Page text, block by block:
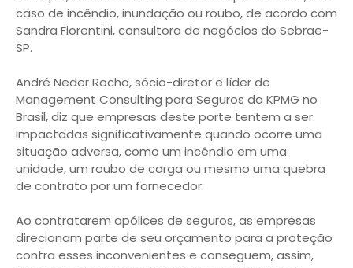
caso de incêndio, inundação ou roubo, de acordo com
Sandra Fiorentini, consultora de negócios do Sebrae-
SP.
André Neder Rocha, sócio-diretor e líder de
Management Consulting para Seguros da KPMG no
Brasil, diz que empresas deste porte tentem a ser
impactadas significativamente quando ocorre uma
situação adversa, como um incêndio em uma
unidade, um roubo de carga ou mesmo uma quebra
de contrato por um fornecedor.
Ao contratarem apólices de seguros, as empresas
direcionam parte de seu orçamento para a proteção
contra esses inconvenientes e conseguem, assim,